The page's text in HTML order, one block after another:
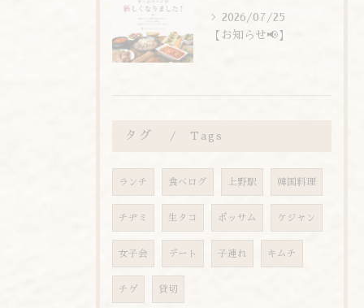
2026/07/25
【お知らせ📢】
タグ Tags
ランチ 食べログ 上野駅 韓国料理
チヂミ 生タコ ポッサム ケジャン
女子会 デート 子連れ キムチ
チゲ 貸切